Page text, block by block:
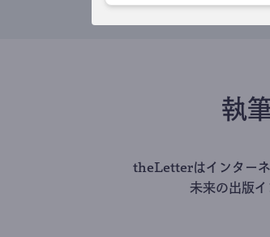
執
theLetterはインターネ
未来の出版イ